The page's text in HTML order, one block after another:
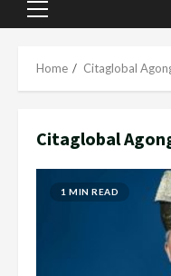
Primary
Home Citaglobal
Citaglobal
1 MIN READ